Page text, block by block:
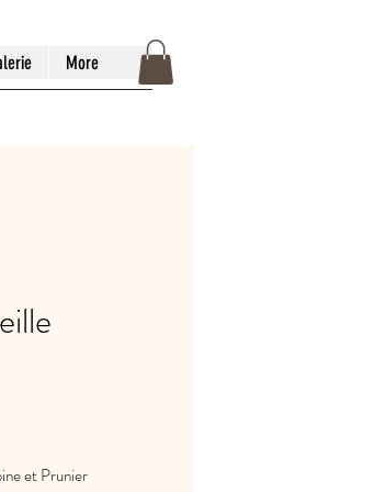
More
et Prunier